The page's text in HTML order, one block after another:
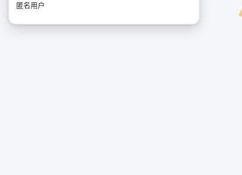
匿名用户